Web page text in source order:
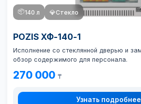
📦140 л 💎Стекло
POZIS ХФ-140-1
Исполнение со стеклянной дверью и
обзор содержимого для персонала.
270 000 ₸
Узнать подробнее